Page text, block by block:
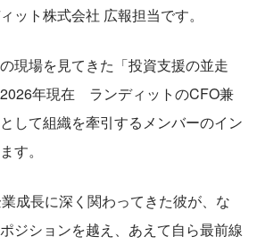
ット株式会社 広報担当です。
現場を見てきた「投資支援の並走
年現在　ランディットのCFO兼
して組織を牽引するメンバーのイン
す。
成長に深く関わってきた彼が、な
ジションを越え、あえて自ら最前線